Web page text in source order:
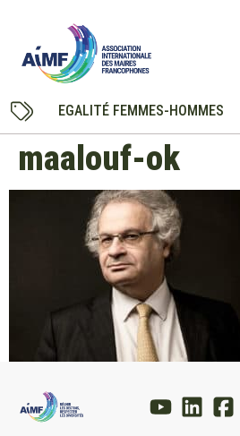
EGALITÉ FEMMES-HOMMES
maalouf-ok